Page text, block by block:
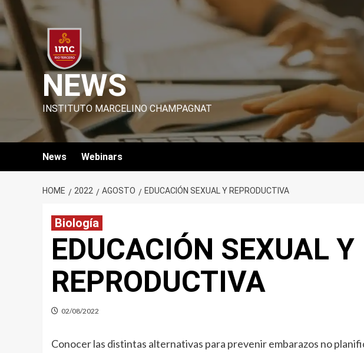
Skip
to
NEWS
INSTITUTO MARCELINO CHAMPAGNAT
News Webinars
HOME 2022 AGOSTO EDUCACIÓN SEXUAL Y REPRODUCTIVA
Biología
EDUCACIÓN SEXUAL Y
REPRODUCTIVA
02/08/2022
Conocer las distintas alternativas para prevenir embarazos no